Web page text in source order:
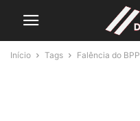
Início Tags Falência do BPP